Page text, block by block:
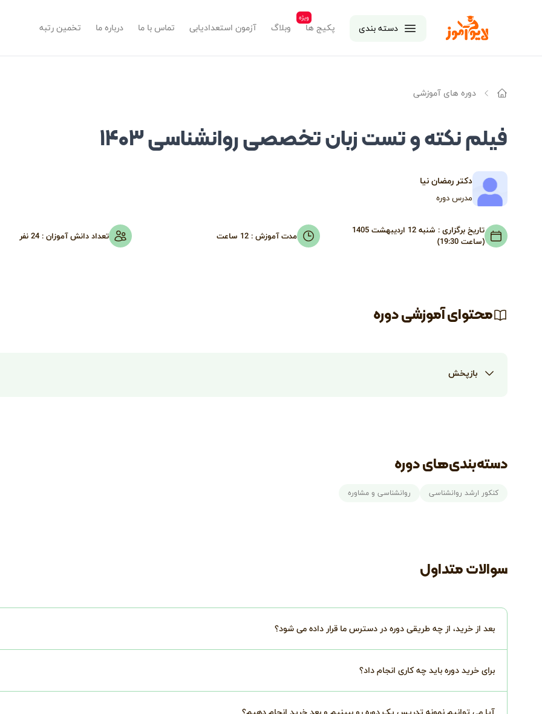
لایوآموز دسته بندی پکیج ها
ویژه
وبلاگ آزمون استعدادیابی تماس با ما درباره ما تخمین رتبه
دوره های آموزشی
فیلم نکته و تست زبان تخصصی روانشناسی ۱۴۰۳
دکتر رمضان نیا
مدرس دوره
تاریخ برگزاری :
شنبه 12 اردیبهشت 1405
(ساعت 19:30)
مدت آموزش :12 ساعت تعداد دانش آموزان : 24نفر
محتوای آموزشی دوره
بازپخش
دسته‌بندی‌های دوره
کنکور ارشد روانشناسی روانشناسی و مشاوره
سوالات متداول
بعد از خرید، از چه طریقی دوره در دسترس ما قرار داده می شود؟
برای خرید دوره باید چه کاری انجام داد؟